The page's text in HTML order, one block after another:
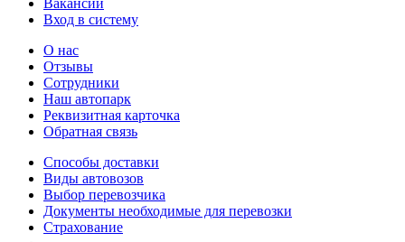
Вакансии
Вход в систему
О нас
Отзывы
Сотрудники
Наш автопарк
Реквизитная карточка
Обратная связь
Способы доставки
Виды автовозов
Выбор перевозчика
Документы необходимые для перевозки
Страхование